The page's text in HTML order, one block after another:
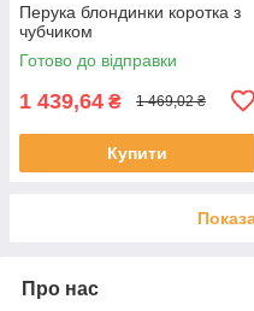
Перука блондинки коротка з
чубчиком
Готово до відправки
1 439,64 ₴ 1 469,02 ₴
Купити
Про нас